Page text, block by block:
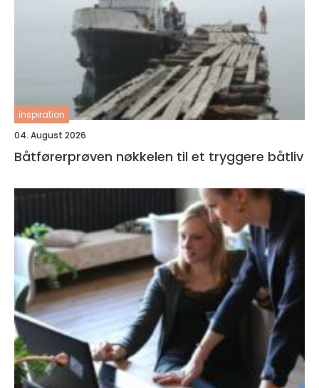
inspiration
04. August 2026
Båtførerprøven nøkkelen til et tryggere båtliv